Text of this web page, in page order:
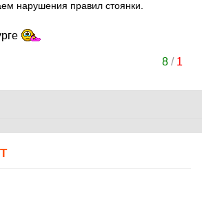
нарушения правил стоянки.
8/ 1